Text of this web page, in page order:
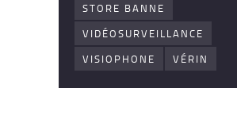
STORE BANNE
VIDÉOSURVEILLANCE
VISIOPHONE
VÉRIN